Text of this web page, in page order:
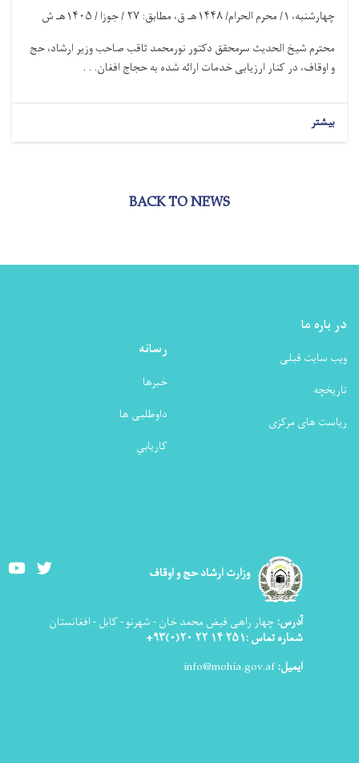
چهارشنبه، ۱/ محرم الحرام/۱۴۴۸هـ ق، مطابق: ۲۷ / جوزا /۱۴۰۵هـ ش
محترم شیخ ‌الحدیث سرمحقق دکتور نورمحمد ثاقب صاحب وزیر ارشاد، حج
و اوقاف، در کنار ارزیابی خدمات ارائه ‌شده به حجاج افغان. . .
بیشتر
BACK TO NEWS
در باره ما
ویب سایت قبلی
تاریخچه
ریاست های مرکزی
رسانه
خبرها
داوطلبی ها
كاريابي
وزارت ارشاد حج و اوقاف Youtube
آدرس: چهار راهی فیض محمد خان - شهرنو - کابل - افغانستان
شماره تماس :۲۵۱ ۱۴ ۲۲ ۲۰(۰)۹۳+
ایمیل: